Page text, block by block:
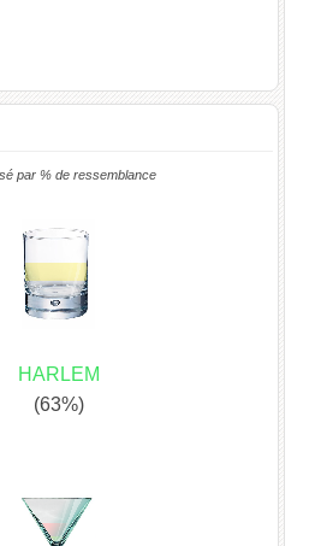
par % de ressemblance
HARLEM
(63%)